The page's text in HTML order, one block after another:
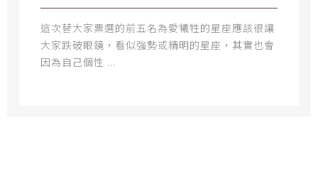
這次替大家票選的前五名為愛犧牲的星座應該很讓
大家跌破眼鏡，看似強勢或精明的星座，其實也會
因為自己個性 ...